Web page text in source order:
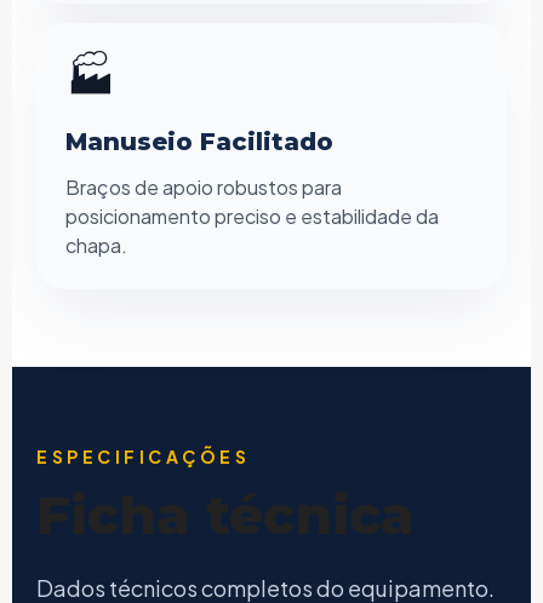
🏭
Manuseio Facilitado
Braços de apoio robustos para
posicionamento preciso e estabilidade da
chapa.
ESPECIFICAÇÕES
Dados técnicos completos do equipamento.